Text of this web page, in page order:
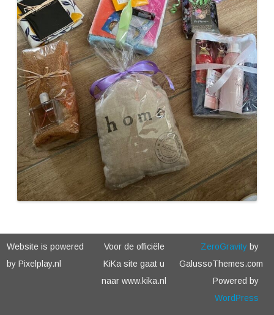
Website is powered
by Pixelplay.nl
Voor de officiële
KiKa site gaat u
naar www.kika.nl
ZeroGravityby
GalussoThemes.com
Powered by
WordPress